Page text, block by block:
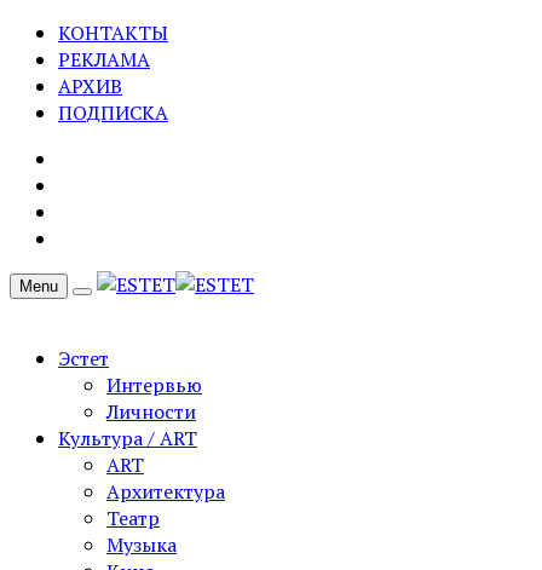
КОНТАКТЫ
РЕКЛАМА
АРХИВ
ПОДПИСКА
Menu
Эстет
Интервью
Личности
Культура / ART
ART
Архитектура
Театр
Музыка